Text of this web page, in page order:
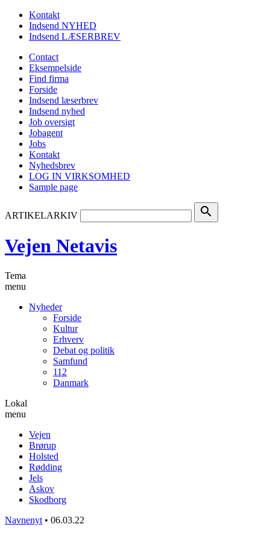
Kontakt
Indsend NYHED
Indsend LÆSERBREV
Contact
Eksempelside
Find firma
Forside
Indsend læserbrev
Indsend nyhed
Job oversigt
Jobagent
Jobs
Kontakt
Nyhedsbrev
LOG IN VIRKSOMHED
Sample page
ARTIKELARKIV search
Vejen Netavis
Tema
menu
Nyheder
Forside
Kultur
Erhverv
Debat og politik
Samfund
112
Danmark
Lokal
menu
Vejen
Brørup
Holsted
Rødding
Jels
Askov
Skodborg
Navnenyt • 06.03.22